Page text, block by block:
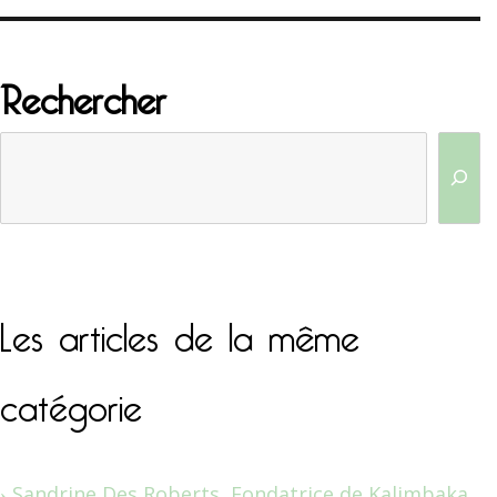
Rechercher
Les articles de la même
catégorie